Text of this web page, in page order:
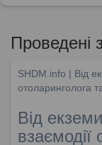
Проведені
SHDM.info | Від
отоларинголога
Від
взаємодії